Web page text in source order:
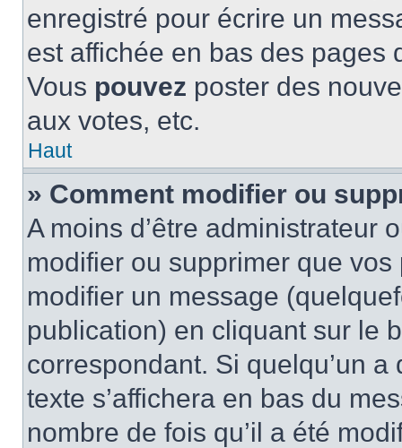
enregistré pour écrire un
est affichée en bas des pages
Vous pouvez poster des
aux votes, etc.
Haut
» Comment modifier ou
A moins d’être administrateur
modifier ou supprimer que
modifier un message
publication) en cliquant sur le
correspondant. Si quelqu’un
texte s’affichera en bas du
nombre de fois qu’il a été